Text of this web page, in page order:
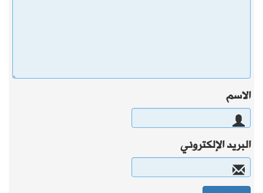
الاسم
البريد الإلكتروني